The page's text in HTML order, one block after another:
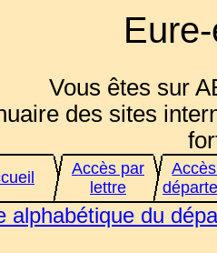
Vous êtes sur
des sites
Accès par
lettre
alphabétique du